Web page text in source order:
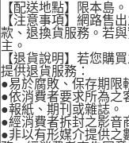
【配送地點】限本島。
【注意事項】網路售
款、退換貨服務。若
主。
【退貨說明】若您購
提供退貨服務：
●易於腐敗、保存期限
●依消費者要求所為之
●報紙、期刊或雜誌。
●經消費者拆封之影音
●非以有形媒介提供之